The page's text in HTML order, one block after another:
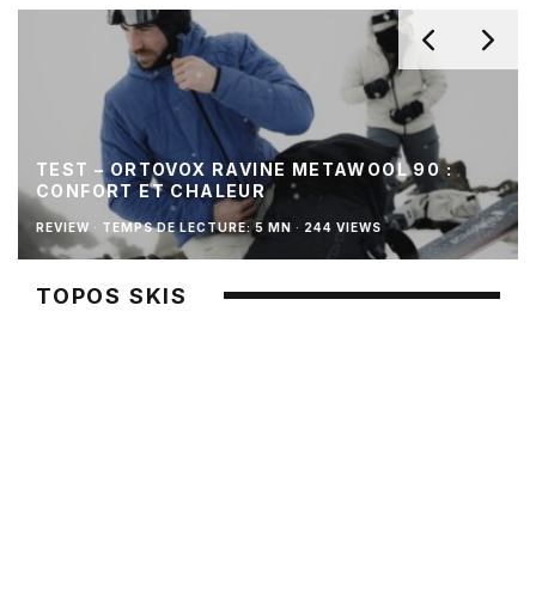
TEST – ORTOVOX RAVINE METAWOOL 90 :
CONFORT ET CHALEUR
REVIEW · TEMPS DE LECTURE: 5 MN · 244 VIEWS
TOPOS SKIS